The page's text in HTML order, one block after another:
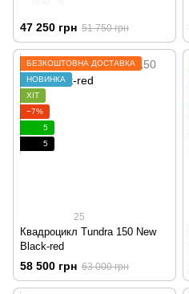
47 250 грн 51 750 грн
БЕЗКОШТОВНА ДОСТАВКА
НОВИНКА
ХІТ
−7%
5
5
25
Квадроцикл Tundra 150 New
Black-red
58 500 грн 63 000 грн